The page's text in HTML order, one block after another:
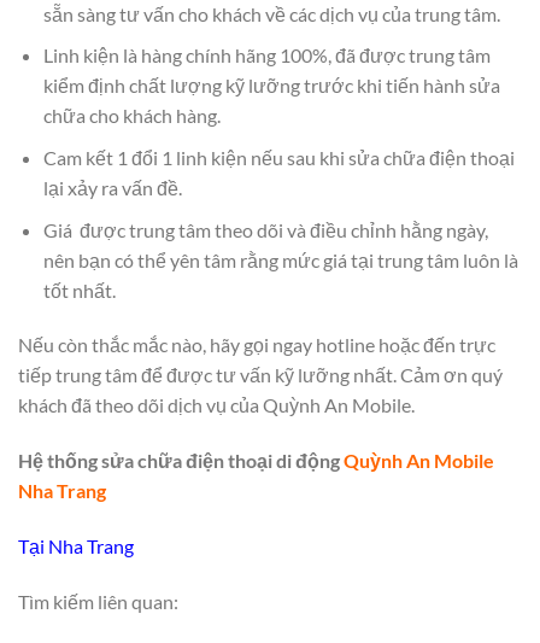
sẵn sàng tư vấn cho khách về các dịch vụ của trung tâm.
Linh kiện là hàng chính hãng 100%, đã được trung tâm
kiểm định chất lượng kỹ lưỡng trước khi tiến hành sửa
chữa cho khách hàng.
Cam kết 1 đổi 1 linh kiện nếu sau khi sửa chữa điện thoại
lại xảy ra vấn đề.
Giá được trung tâm theo dõi và điều chỉnh hằng ngày,
nên bạn có thể yên tâm rằng mức giá tại trung tâm luôn là
tốt nhất.
Nếu còn thắc mắc nào, hãy gọi ngay hotline hoặc đến trực
tiếp trung tâm để được tư vấn kỹ lưỡng nhất. Cảm ơn quý
khách đã theo dõi dịch vụ của Quỳnh An Mobile.
Hệ thống sửa chữa điện thoại di độngQuỳnh An Mobile
Nha Trang
Tại Nha Trang
Tìm kiếm liên quan: